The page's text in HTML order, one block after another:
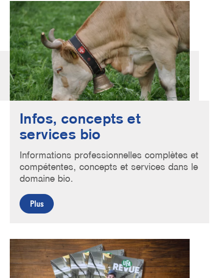
Image
Infos, concepts et
services bio
Informations professionnelles complètes et
compétentes, concepts et services dans le
domaine bio.
Plus
Image